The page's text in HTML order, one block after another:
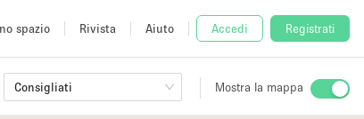
spazio Rivista Aiuto Accedi Registrati
Consigliati Mostra la mappa